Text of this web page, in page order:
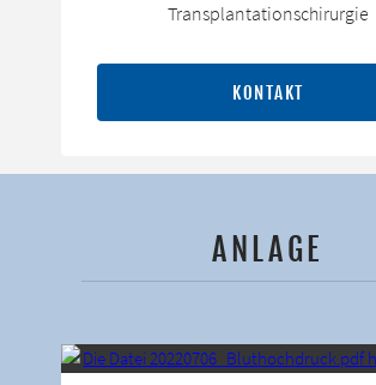
Transplantationschirurgie
KONTAKT
ANLAGE